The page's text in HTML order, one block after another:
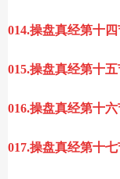
014.操盘真经第十
015.操盘真经第十
016.操盘真经第十
017.操盘真经第十